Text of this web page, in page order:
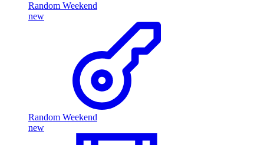
Random Weekend
new
Random Weekend
new